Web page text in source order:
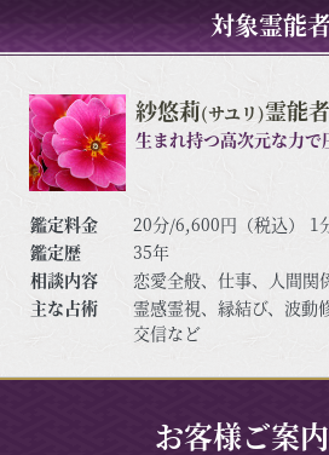
対象霊能
紗悠莉(サユリ)霊能者
生まれ持つ高次元な力で
鑑定料金
20分/6,600円（税込） 1
鑑定歴
35年
相談内容
恋愛全般、仕事、人間関
主な占術
霊感霊視、縁結び、波動
交信など
お客様ご案